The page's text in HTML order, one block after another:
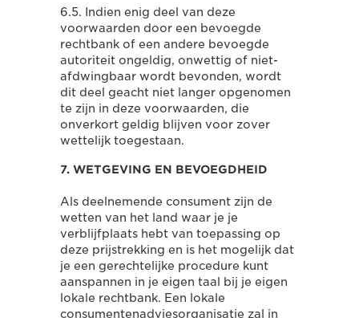
6.5. Indien enig deel van deze
voorwaarden door een bevoegde
rechtbank of een andere bevoegde
autoriteit ongeldig, onwettig of niet-
afdwingbaar wordt bevonden, wordt
dit deel geacht niet langer opgenomen
te zijn in deze voorwaarden, die
onverkort geldig blijven voor zover
wettelijk toegestaan.
7. WETGEVING EN BEVOEGDHEID
Als deelnemende consument zijn de
wetten van het land waar je je
verblijfplaats hebt van toepassing op
deze prijstrekking en is het mogelijk dat
je een gerechtelijke procedure kunt
aanspannen in je eigen taal bij je eigen
lokale rechtbank. Een lokale
consumentenadviesorganisatie zal in